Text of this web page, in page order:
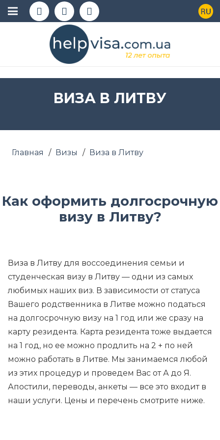
ВИЗА В ЛИТВУ
Главная / Визы / Виза в Литву
Как оформить долгосрочную
визу в Литву?
Виза в Литву для воссоединения семьи и
студенческая визу в Литву — одни из самых
любимых наших виз. В зависимости от статуса
Вашего родственника в Литве можно податься
на долгосрочную визу на 1 год или же сразу на
карту резидента. Карта резидента тоже выдается
на 1 год, но ее можно продлить на 2 + по ней
можно работать в Литве. Мы занимаемся любой
из этих процедур и проведем Вас от А до Я.
Апостили, переводы, анкеты — все это входит в
наши услуги. Цены и перечень смотрите ниже.